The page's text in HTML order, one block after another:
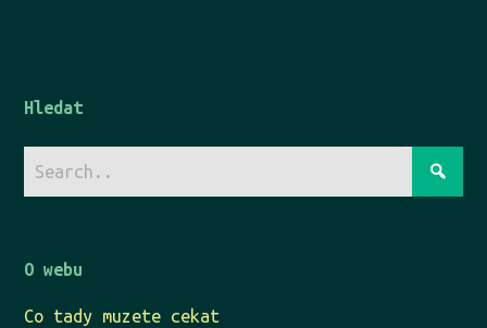
Hledat
O webu
Co tady muzete cekat